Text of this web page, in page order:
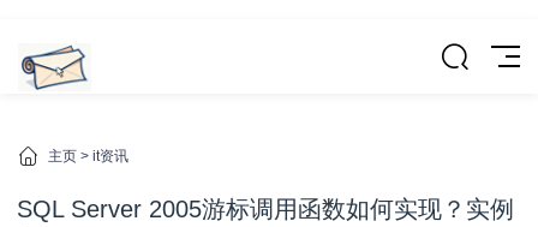
主页 > it资讯
SQL Server 2005游标调用函数如何实现？实例